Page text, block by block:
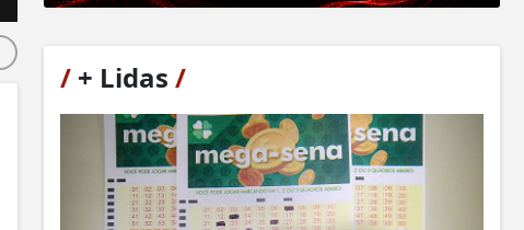
/+ Lidas /